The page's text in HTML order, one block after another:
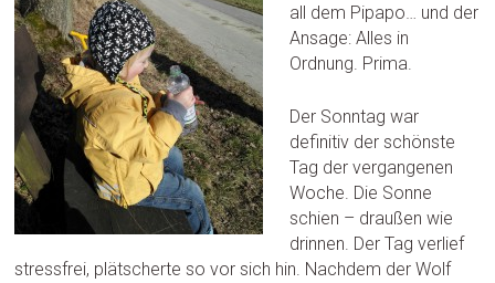
all dem Pipapo… und der
Ansage: Alles in
Ordnung. Prima.
Der Sonntag war
definitiv der schönste
Tag der vergangenen
Woche. Die Sonne
schien – draußen wie
drinnen. Der Tag verlief
stressfrei, plätscherte so vor sich hin. Nachdem der Wolf